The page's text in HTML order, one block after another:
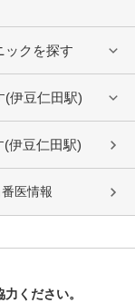
ックを探す
(伊豆仁田駅)
伊豆仁田駅)
医情報
ください。